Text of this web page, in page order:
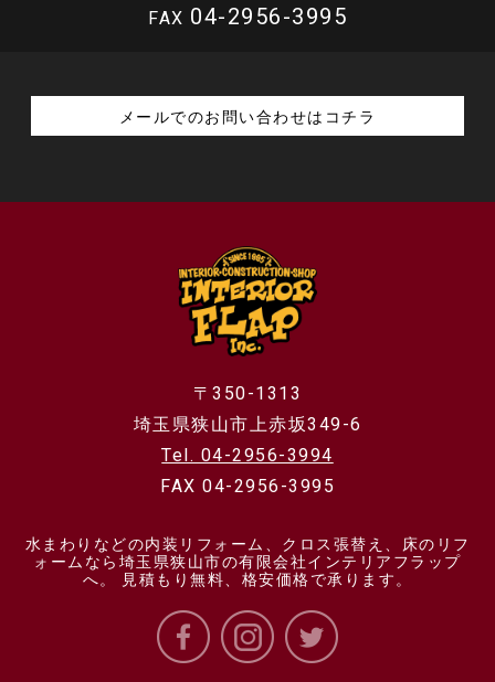
FAX 04-2956-3995
メールでのお問い合わせはコチラ
〒350-1313
埼玉県狭山市上赤坂349-6
Tel. 04-2956-3994
FAX 04-2956-3995
水まわりなどの内装リフォーム、クロス張替え、床のリフ
ォームなら埼玉県狭山市の有限会社インテリアフラップ
へ。 見積もり無料、格安価格で承ります。